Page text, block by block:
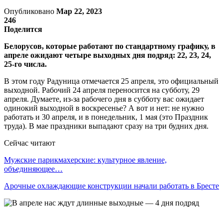
Опубликовано Мар 22, 2023
246
Поделится
Белорусов, которые работают по стандартному графику, в
апреле ожидают четыре выходных дня подряд: 22, 23, 24,
25-го числа.
В этом году Радуница отмечается 25 апреля, это официальный
выходной. Рабочий 24 апреля переносится на субботу, 29
апреля. Думаете, из-за рабочего дня в субботу вас ожидает
одинокий выходной в воскресенье? А вот и нет: не нужно
работать и 30 апреля, и в понедельник, 1 мая (это Праздник
труда). В мае праздники выпадают сразу на три будних дня.
Сейчас читают
Мужские парикмахерские: культурное явление,
объединяющее…
Арочные охлаждающие конструкции начали работать в Бресте